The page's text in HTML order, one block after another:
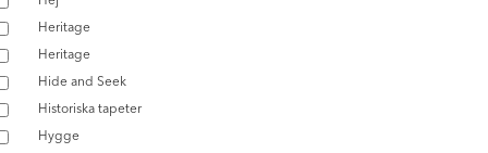
Heritage
Heritage
Hide and Seek
Historiska tapeter
Hygge